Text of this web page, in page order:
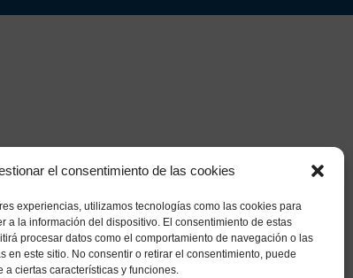
el consentimiento de las cookies
experiencias, utilizamos tecnologías como las cookies para
a la información del dispositivo. El consentimiento de estas
procesar datos como el comportamiento de navegación o las
en este sitio. No consentir o retirar el consentimiento, puede
a ciertas características y funciones.